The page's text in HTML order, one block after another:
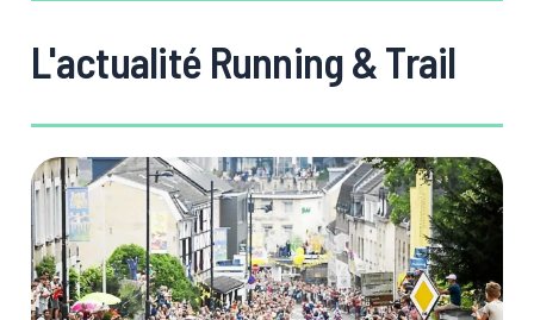
L'actualité Running & Trail